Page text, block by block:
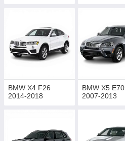
BMW X4 F26
2014-2018
BMW X5 E70
2007-2013